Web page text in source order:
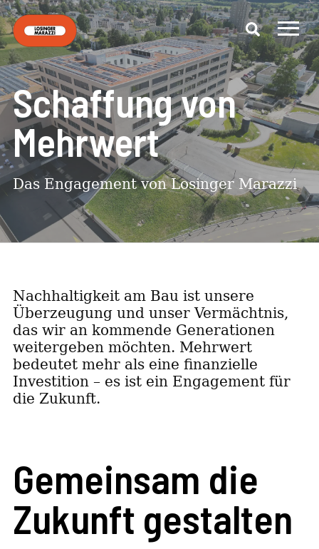
Schaffung von
Mehrwert
Das Engagement von Losinger Marazzi
Nachhaltigkeit am Bau ist unsere
Überzeugung und unser Vermächtnis,
das wir an kommende Generationen
weitergeben möchten. Mehrwert
bedeutet mehr als eine finanzielle
Investition – es ist ein Engagement für
die Zukunft.
Gemeinsam die
Zukunft gestalten